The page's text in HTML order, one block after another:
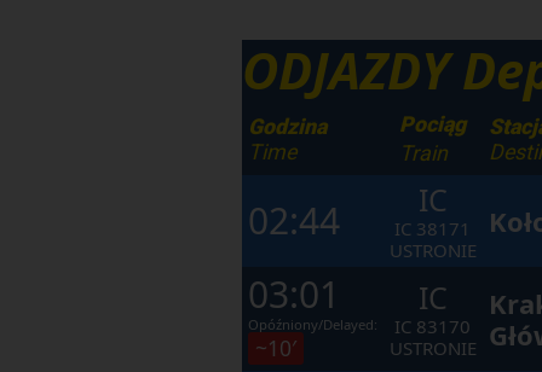
ODJAZDY
Godzina
Time
Pociąg
Train
02:44 IC
IC 38171
USTRONIE
03:01
Opóźniony/Delayed:
~10′
IC
IC 83170
USTRONIE